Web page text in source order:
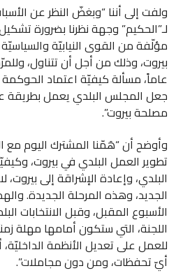
ولفت إلى أننا “وبغضّ النظر عن
لـ”الحكيم” وجهة نظرنا بضرورة
مؤلّفة من القوى النيابيّة
بيروت، وذلك من أجل أن تتناول،
عاماً، مسألة كيفيّة اعتماد
جعل المجلس البلدي يعمل بطريقة
مصلحة بيروت”.
وأوضح أن “هَمّنا المشترك اليوم
تطوير العمل البلدي في بيروت،
البلدي، وإعادة الإشراقة إلى
الجديد، وهذه المرحلة الجديدة.
الأسبوع المقبل، وقبل الانتخابات
اللجنة، التي ستكون أمامها مهلة
للعمل على تعديل الأنظمة
أيّ تحفظات، ومن دون مجاملات”.